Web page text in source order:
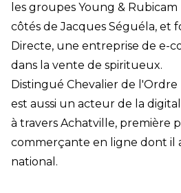
les groupes Young & Rubicam
côtés de Jacques Séguéla, et
Directe, une entreprise de e-
dans la vente de spiritueux.
Distingué Chevalier de l'Ordre
est aussi un acteur de la
à travers Achatville, première
commerçante en ligne dont il
national.